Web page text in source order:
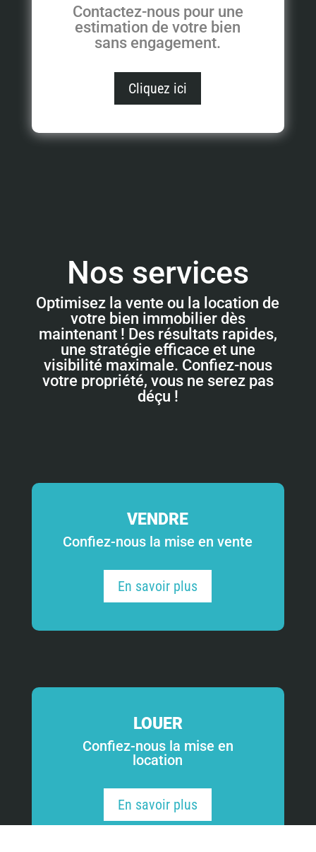
Contactez-nous pour une
estimation de votre bien
sans engagement.
Cliquez ici
Nos services
Optimisez la vente ou la location de
votre bien immobilier dès
maintenant ! Des résultats rapides,
une stratégie efficace et une
visibilité maximale. Confiez-nous
votre propriété, vous ne serez pas
déçu !
VENDRE
Confiez-nous la mise en vente
En savoir plus
LOUER
Confiez-nous la mise en
location
En savoir plus